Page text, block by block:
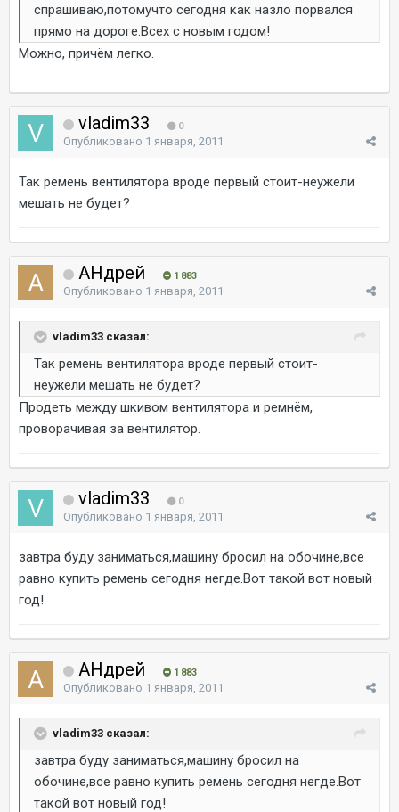
спрашиваю,потомучто сегодня как назло порвался
прямо на дороге.Всех с новым годом!
Можно, причём легко.
vladim33 0
Опубликовано 1 января, 2011
Так ремень вентилятора вроде первый стоит-неужели
мешать не будет?
AHдрей 1 883
Опубликовано 1 января, 2011
vladim33 сказал:
Так ремень вентилятора вроде первый стоит-
неужели мешать не будет?
Продеть между шкивом вентилятора и ремнём,
проворачивая за вентилятор.
vladim33 0
Опубликовано 1 января, 2011
завтра буду заниматься,машину бросил на обочине,все
равно купить ремень сегодня негде.Вот такой вот новый
год!
AHдрей 1 883
Опубликовано 1 января, 2011
vladim33 сказал:
завтра буду заниматься,машину бросил на
обочине,все равно купить ремень сегодня негде.Вот
такой вот новый год!